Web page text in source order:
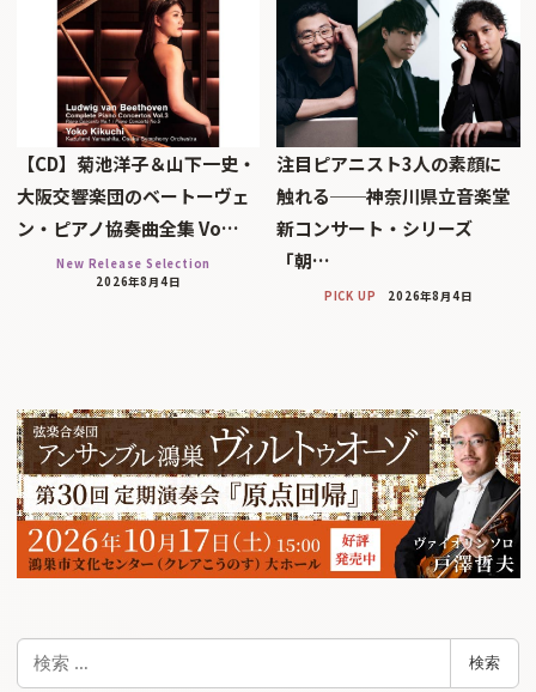
【CD】菊池洋子＆山下一史・
大阪交響楽団のベートーヴェ
ン・ピアノ協奏曲全集 Vo…
New Release Selection
2026年8月4日
注目ピアニスト3人の素顔に
触れる──神奈川県立音楽堂
新コンサート・シリーズ
「朝…
PICK UP 2026年8月4日
検
検索